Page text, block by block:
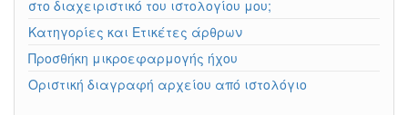
στο διαχειριστικό του ιστολογίου μου;
Κατηγορίες και Ετικέτες άρθρων
Προσθήκη μικροεφαρμογής ήχου
Οριστική διαγραφή αρχείου από ιστολόγιο